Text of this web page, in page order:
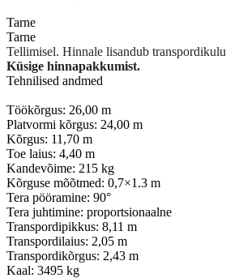
Tarne
Tarne
Tellimisel. Hinnale lisandub
Küsige hinnapakkumist.
Tehnilised andmed
Töökõrgus: 26,00 m
Platvormi kõrgus: 24,00 m
Kõrgus: 11,70 m
Toe laius: 4,40 m
Kandevõime: 215 kg
Kõrguse mõõtmed: 0,7×1.3 m
Tera pööramine: 90°
Tera juhtimine: proportsionaalne
Transpordipikkus: 8,11 m
Transpordilaius: 2,05 m
Transpordikõrgus: 2,43 m
Kaal: 3495 kg